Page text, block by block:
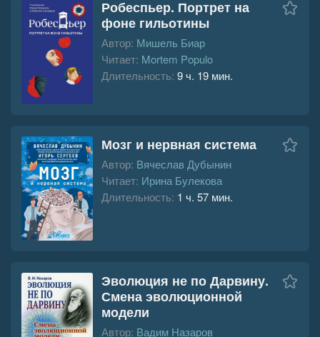
Робеспьер. Портрет на
фоне гильотины
Автор: Мишель Биар
Читает: Mortem Populo
Длительность: 9 ч. 19 мин.
Мозг и нервная система
Автор: Вячеслав Дубынин
Читает: Ирина Булекова
Длительность: 1 ч. 57 мин.
Эволюция не по Дарвину.
Смена эволюционной
модели
Автор: Вадим Назаров